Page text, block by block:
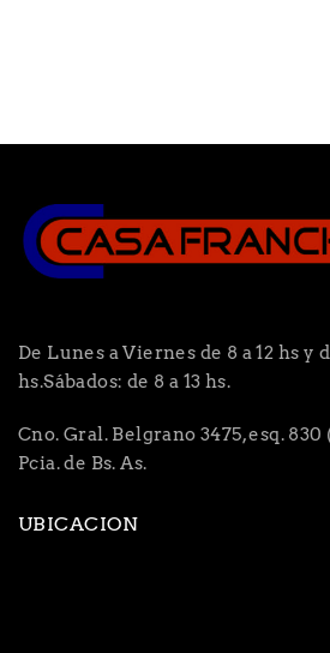
De Lunes a Viernes de 8 a 12 hs y
hs.Sábados: de 8 a 13 hs.
Cno. Gral. Belgrano 3475, esq. 830
Pcia. de Bs. As.
UBICACION